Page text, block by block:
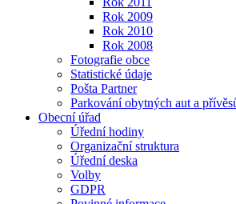
Rok 2009
Rok 2010
Rok 2008
Fotografie obce
Statistické údaje
Pošta Partner
Parkování obytných aut a
Obecní úřad
Úřední hodiny
Organizační struktura
Úřední deska
Volby
GDPR